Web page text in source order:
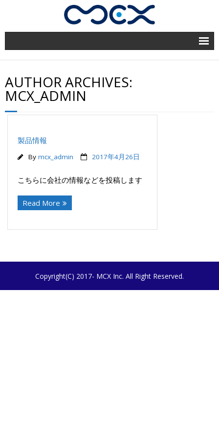
home
企業情報
ソリューション
テクノロジー
お問い合わせ
English
AUTHOR ARCHIVES:
MCX_ADMIN
製品情報
By mcx_admin 2017年4月26日
こちらに会社の情報などを投稿します
Read More
Copyright(C) 2017- MCX Inc. All Right Reserved.